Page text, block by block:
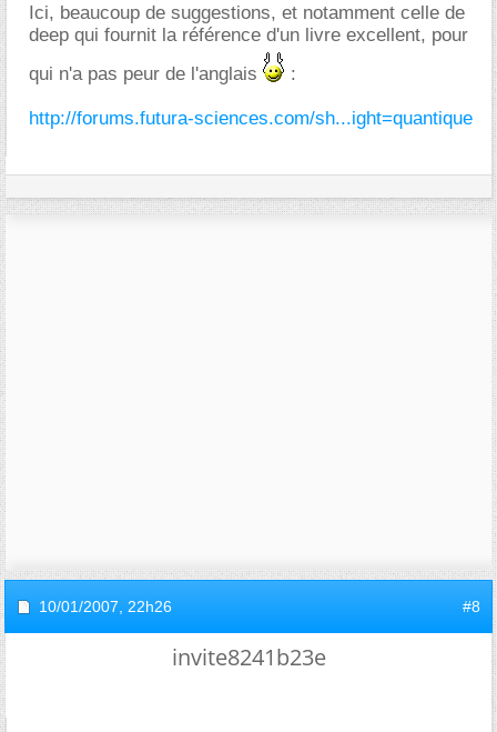
Ici, beaucoup de suggestions, et notamment celle de
deep qui fournit la référence d'un livre excellent, pour
qui n'a pas peur de l'anglais
:
http://forums.futura-sciences.com/sh...ight=quantique
10/01/2007, 22h26 #8
invite8241b23e